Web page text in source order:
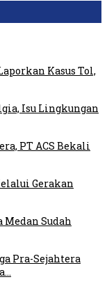
Kasus Tol,
Isu Lingkungan
PT ACS Bekali
Gerakan
Medan Sudah
Pra-Sejahtera